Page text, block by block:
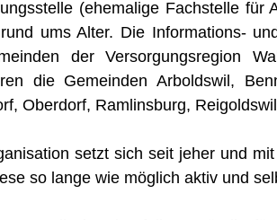
(ehemalige Fachstelle für
ums Alter. Die Informations-
der Versorgungsregion
die Gemeinden Arboldswil,
Oberdorf, Ramlinsburg,
setzt sich seit jeher und
so lange wie möglich aktiv und